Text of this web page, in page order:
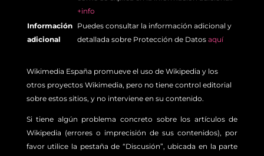
+info
Información
adicional
Puedes consultar la información adicional y
detallada sobre Protección de Datos aquí
Wikimedia España promueve el uso de Wikipedia y los
otros proyectos Wikimedia, pero no tiene control editorial
sobre estos sitios, y no interviene en su contenido.
Si tiene algún problema concreto sobre los artículos de
Wikipedia (errores o imprecisión de sus contenidos), por
favor utilice la pestaña de “Discusión”, ubicada en la parte